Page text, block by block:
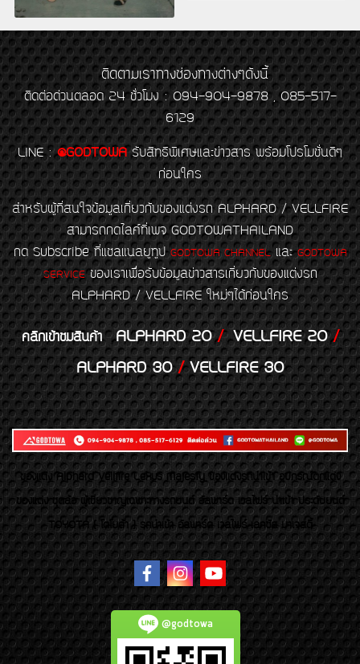
ติดตามเราทางช่องทางต่างๆดังนี้
ติดต่อด่วนตลอด 24 ชั่วโมง : 094-904-9878 , 085-517-
6129
LINE : @GODTOWA รับสิทธิพิเศษและข่าวสาร พร้อมโปรโมชั่นดีๆ
ก่อนใคร
สำหรับผู้ที่สนใจข้อมูลเกี่ยวกับของแต่งรถ ALPHARD / VELLFIRE
สามารถกดไลค์ที่เพจ GODTOWATHAILAND
กด Subscribe ที่แชลแนลยูทูปGODTOWA CHANNELและGODTOWA
SERVICEของเราเพื่อรับข้อมูลข่าวสารเกี่ยวกับของแต่งรถ
ALPHARD / VELLFIRE ใหม่ๆได้ก่อนใคร
คลิกเข้าชมสินค้า ALPHARD 20/VELLFIRE 20/
ALPHARD 30/VELLFIRE 30
ของเเต่ง Alphard Vellfire Lexus Majesty ของเเต่งรถนำเข้า อุปกรณ์ตกแต่ง
ของแต่ง ชุดล้อ ผู้เชี่ยวชาญเฉพาะทางรถยนต์ อัลพาร์ด เวลไฟร์ นำเข้า ประดับยนต์
TOYOTA ( โตโยต้า ) รถนำเข้า อัลพาร์ด เวลไฟร์ เลกซัส มาเจสตี้
@godtowa